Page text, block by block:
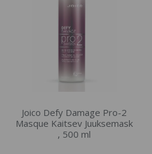
Joico Defy Damage Pro-2
Masque Kaitsev Juuksemask
, 500 ml